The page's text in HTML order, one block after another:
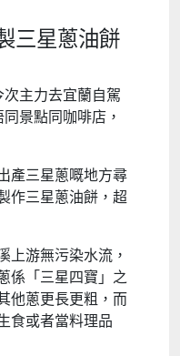
星蔥油餅
主力去宜蘭自駕
景點同咖啡店，
產三星蔥嘅地方尋
作三星蔥油餅，超
上游無污染水流，
係「三星四寶」之
他蔥更長更粗，而
食或者當料理品